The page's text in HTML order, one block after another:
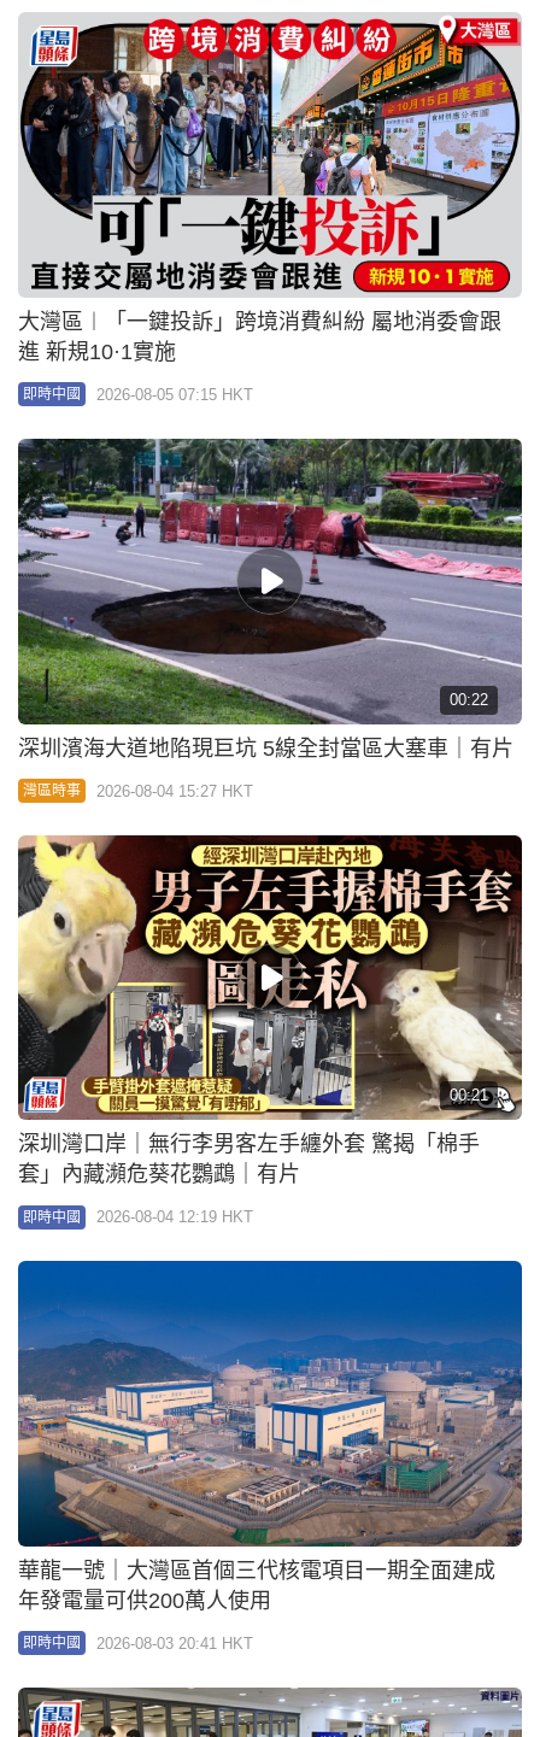
大灣區︱「一鍵投訴」跨境消費糾紛 屬地消委會跟
進 新規10·1實施
即時中國 2026-08-05 07:15 HKT
00:22
深圳濱海大道地陷現巨坑 5線全封當區大塞車｜有片
灣區時事 2026-08-04 15:27 HKT
00:21
深圳灣口岸｜無行李男客左手纏外套 驚揭「棉手
套」內藏瀕危葵花鸚鵡｜有片
即時中國 2026-08-04 12:19 HKT
華龍一號｜大灣區首個三代核電項目一期全面建成
年發電量可供200萬人使用
即時中國 2026-08-03 20:41 HKT